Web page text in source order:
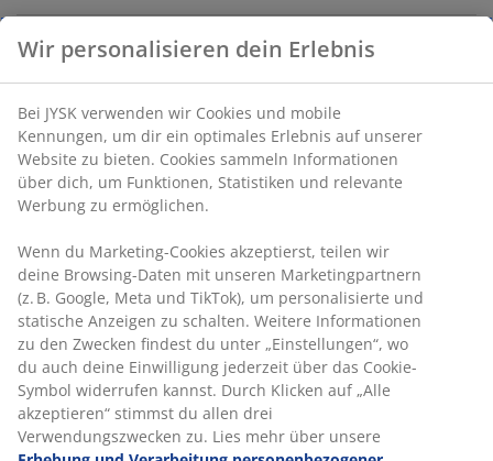
Artikelnummer: 2781000
Produkteigenschaften
Bewertungen
(33 )
Lieferung
Wir personalisieren dein Erlebnis
Bei JYSK verwenden wir Cookies und mobile
Kennungen, um dir ein optimales Erlebnis auf unserer
Website zu bieten. Cookies sammeln Informationen
über dich, um Funktionen, Statistiken und relevante
Werbung zu ermöglichen.
Wenn du Marketing-Cookies akzeptierst, teilen wir
deine Browsing-Daten mit unseren Marketingpartnern
(z. B. Google, Meta und TikTok), um personalisierte und
statische Anzeigen zu schalten. Weitere Informationen
zu den Zwecken findest du unter „Einstellungen“, wo
du auch deine Einwilligung jederzeit über das Cookie-
Symbol widerrufen kannst. Durch Klicken auf „Alle
akzeptieren“ stimmst du allen drei
Verwendungszwecken zu. Lies mehr über unsere